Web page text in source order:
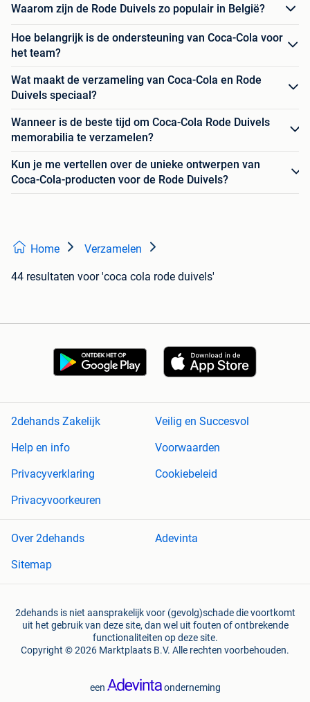
Waarom zijn de Rode Duivels zo populair in België?
Hoe belangrijk is de ondersteuning van Coca-Cola voor
het team?
Wat maakt de verzameling van Coca-Cola en Rode
Duivels speciaal?
Wanneer is de beste tijd om Coca-Cola Rode Duivels
memorabilia te verzamelen?
Kun je me vertellen over de unieke ontwerpen van
Coca-Cola-producten voor de Rode Duivels?
Home Verzamelen
44 resultaten voor 'coca cola rode duivels'
2dehands Zakelijk
Veilig en Succesvol
Help en info
Voorwaarden
Privacyverklaring
Cookiebeleid
Privacyvoorkeuren
Over 2dehands
Adevinta
Sitemap
2dehands is niet aansprakelijk voor (gevolg)schade die voortkomt
uit het gebruik van deze site, dan wel uit fouten of ontbrekende
functionaliteiten op deze site.
Copyright © 2026 Marktplaats B.V. Alle rechten voorbehouden.
een onderneming